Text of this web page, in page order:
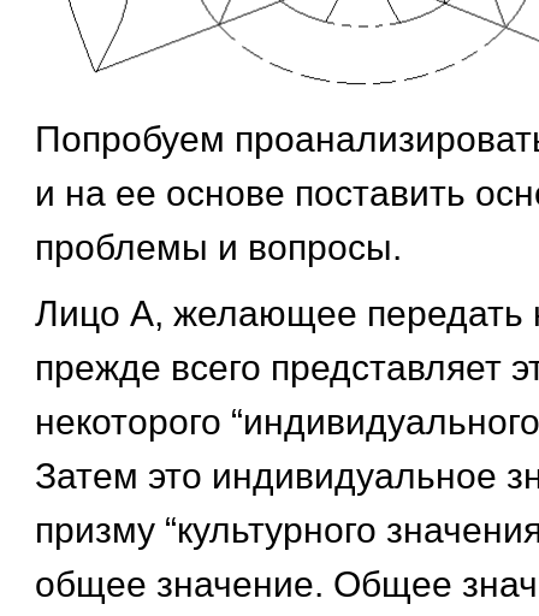
Попробуем
и на ее основе поставить
проблемы и вопросы.
Лицо А, желающее передать
прежде всего представляет
некоторого
Затем это индивидуальное
призму “культурного
общее значение. Общее